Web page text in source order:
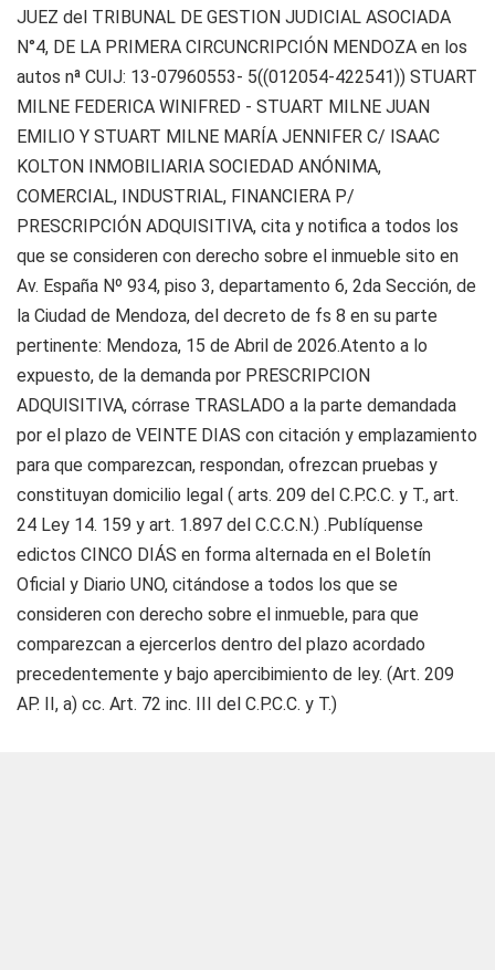
JUEZ del TRIBUNAL DE GESTION JUDICIAL ASOCIADA
N°4, DE LA PRIMERA CIRCUNCRIPCIÓN MENDOZA en los
autos nª CUIJ: 13-07960553- 5((012054-422541)) STUART
MILNE FEDERICA WINIFRED - STUART MILNE JUAN
EMILIO Y STUART MILNE MARÍA JENNIFER C/ ISAAC
KOLTON INMOBILIARIA SOCIEDAD ANÓNIMA,
COMERCIAL, INDUSTRIAL, FINANCIERA P/
PRESCRIPCIÓN ADQUISITIVA, cita y notifica a todos los
que se consideren con derecho sobre el inmueble sito en
Av. España Nº 934, piso 3, departamento 6, 2da Sección, de
la Ciudad de Mendoza, del decreto de fs 8 en su parte
pertinente: Mendoza, 15 de Abril de 2026.Atento a lo
expuesto, de la demanda por PRESCRIPCION
ADQUISITIVA, córrase TRASLADO a la parte demandada
por el plazo de VEINTE DIAS con citación y emplazamiento
para que comparezcan, respondan, ofrezcan pruebas y
constituyan domicilio legal ( arts. 209 del C.P.C.C. y T., art.
24 Ley 14. 159 y art. 1.897 del C.C.C.N.) .Publíquense
edictos CINCO DIÁS en forma alternada en el Boletín
Oficial y Diario UNO, citándose a todos los que se
consideren con derecho sobre el inmueble, para que
comparezcan a ejercerlos dentro del plazo acordado
precedentemente y bajo apercibimiento de ley. (Art. 209
AP. II, a) cc. Art. 72 inc. III del C.P.C.C. y T.)